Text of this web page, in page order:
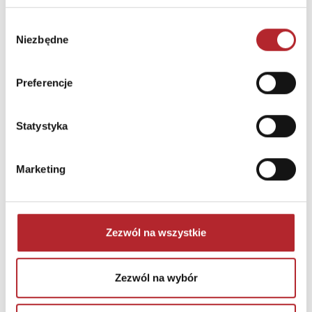
zgody
Niezbędne
Preferencje
Statystyka
Marketing
Zezwól na wszystkie
Zezwól na wybór
NAJCZĘŚCIEJ KUPOWANE zobacz więcej
Wyłączność
Święto Karkonoszy